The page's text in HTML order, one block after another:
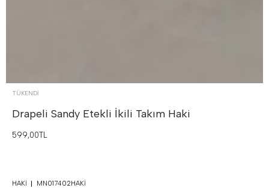
TÜKENDI
Drapeli Sandy Etekli İkili Takım Haki
599,00TL
HAKI MN017402HAKI